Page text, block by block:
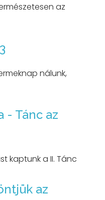
az
nálunk,
- Tánc az
kaptunk a II. Tánc
az